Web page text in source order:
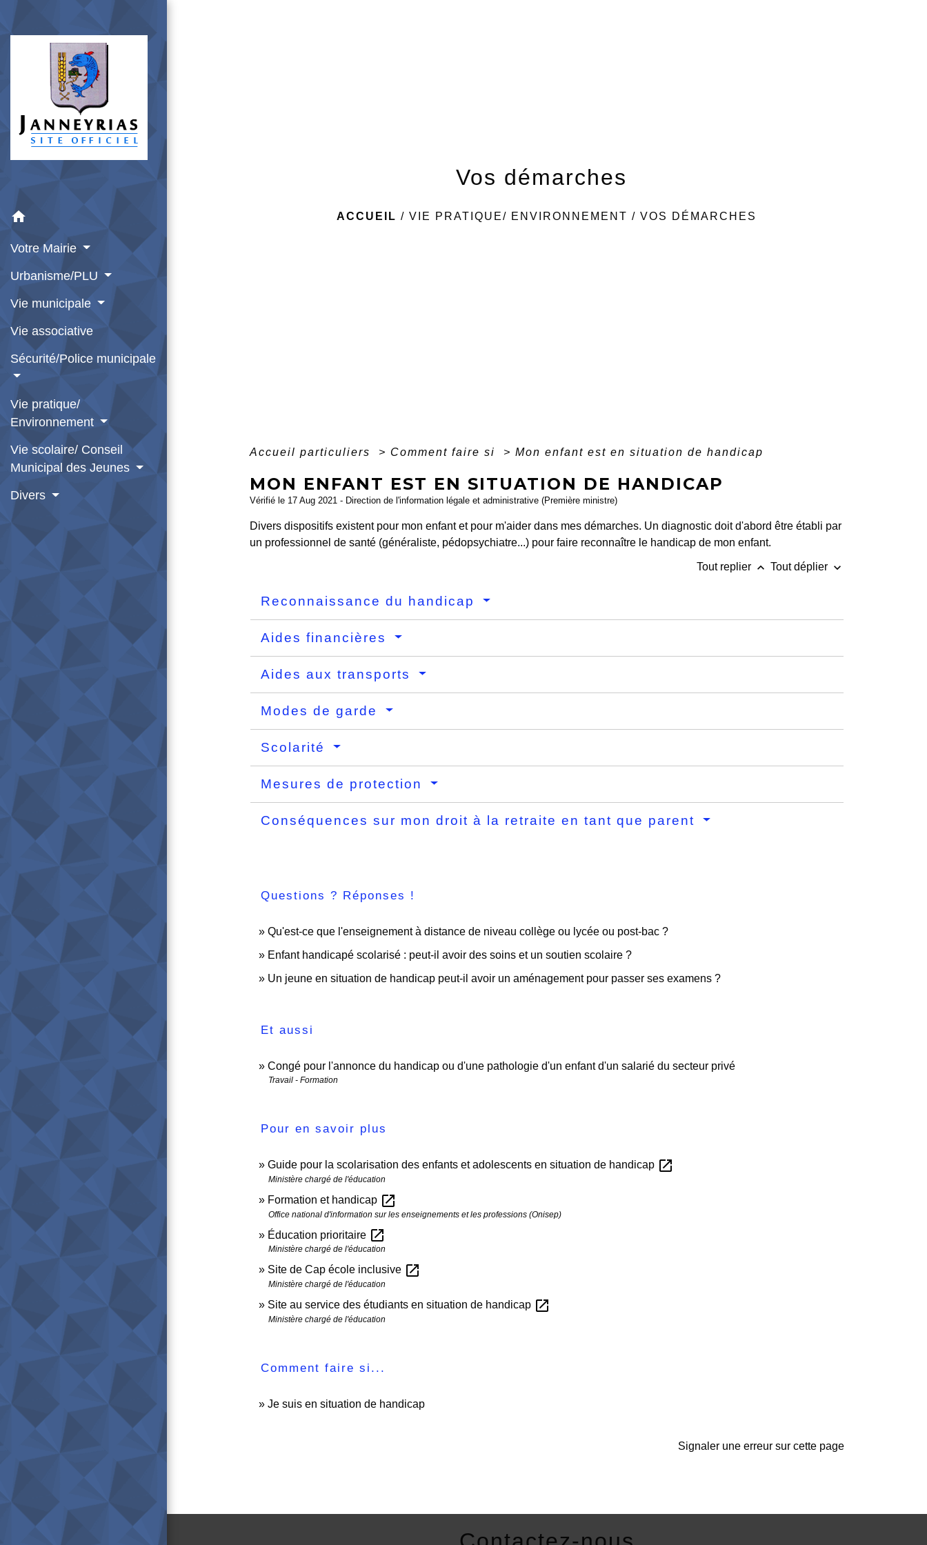
home
Votre Mairie
Urbanisme/PLU
Vie municipale
Vie associative
Sécurité/Police municipale
Vie pratique/
Environnement
Vie scolaire/ Conseil
Municipal des Jeunes
Divers
Vos démarches
ACCUEIL /VIE PRATIQUE/ ENVIRONNEMENT /VOS DÉMARCHES
Accueil particuliers > Comment faire si > Mon enfant est en situation de handicap
MON ENFANT EST EN SITUATION DE HANDICAP
Vérifié le 17 Aug 2021 - Direction de l'information légale et administrative (Première ministre)
Divers dispositifs existent pour mon enfant et pour m'aider dans mes démarches. Un diagnostic doit d'abord être établi par
un professionnel de santé (généraliste, pédopsychiatre...) pour faire reconnaître le handicap de mon enfant.
Tout replier keyboard_arrow_up Tout déplier keyboard_arrow_down
Reconnaissance du handicap
Aides financières
Aides aux transports
Modes de garde
Scolarité
Mesures de protection
Conséquences sur mon droit à la retraite en tant que parent
Questions ? Réponses !
Qu'est-ce que l'enseignement à distance de niveau collège ou lycée ou post-bac ?
Enfant handicapé scolarisé : peut-il avoir des soins et un soutien scolaire ?
Un jeune en situation de handicap peut-il avoir un aménagement pour passer ses examens ?
Et aussi
Congé pour l'annonce du handicap ou d'une pathologie d'un enfant d'un salarié du secteur privé
Travail - Formation
Pour en savoir plus
Guide pour la scolarisation des enfants et adolescents en situation de handicap open_in_new
Ministère chargé de l'éducation
Formation et handicap open_in_new
Office national d'information sur les enseignements et les professions (Onisep)
Éducation prioritaire open_in_new
Ministère chargé de l'éducation
Site de Cap école inclusive open_in_new
Ministère chargé de l'éducation
Site au service des étudiants en situation de handicap open_in_new
Ministère chargé de l'éducation
Comment faire si...
Je suis en situation de handicap
Signaler une erreur sur cette page